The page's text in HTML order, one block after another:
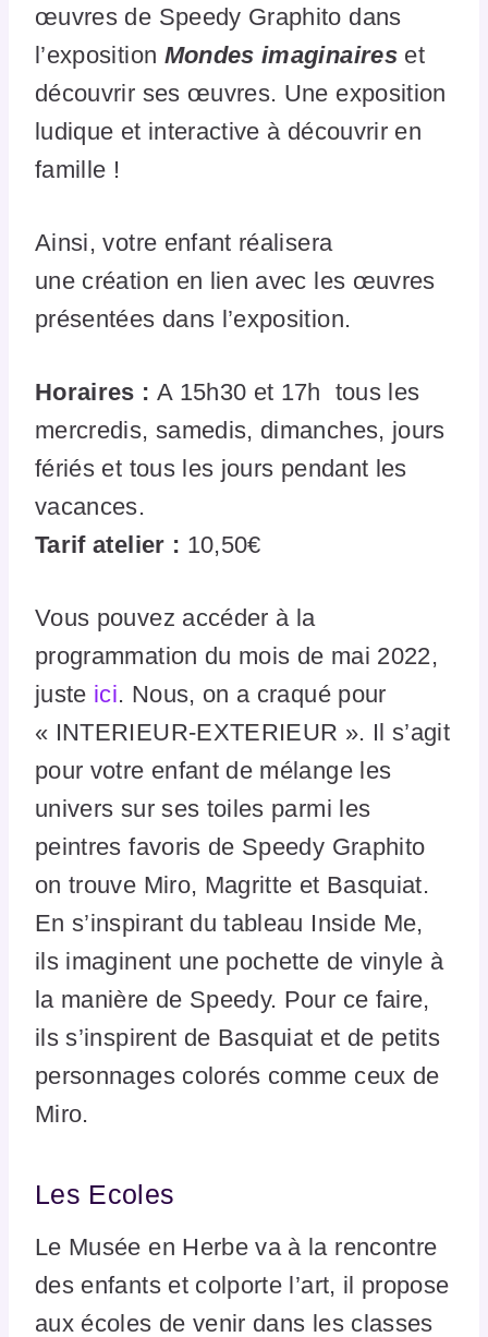
œuvres de Speedy Graphito dans
l’exposition Mondes imaginaireset
découvrir ses œuvres. Une exposition
ludique et interactive à découvrir en
famille !
Ainsi, votre enfant réalisera
une création en lien avec les œuvres
présentées dans l’exposition.
Horaires : A 15h30 et 17h tous les
mercredis, samedis, dimanches, jours
fériés et tous les jours pendant les
vacances.
Tarif atelier : 10,50€
Vous pouvez accéder à la
programmation du mois de mai 2022,
juste ici. Nous, on a craqué pour
« INTERIEUR-EXTERIEUR ». Il s’agit
pour votre enfant de mélange les
univers sur ses toiles parmi les
peintres favoris de Speedy Graphito
on trouve Miro, Magritte et Basquiat.
En s’inspirant du tableau Inside Me,
ils imaginent une pochette de vinyle à
la manière de Speedy. Pour ce faire,
ils s’inspirent de Basquiat et de petits
personnages colorés comme ceux de
Miro.
Les Ecoles
Le Musée en Herbe va à la rencontre
des enfants et colporte l’art, il propose
aux écoles de venir dans les classes